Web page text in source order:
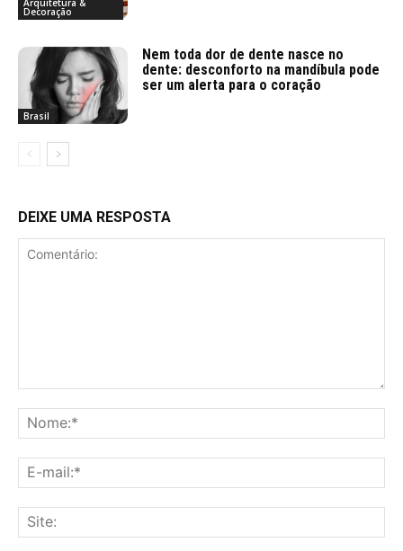
Arquitetura &
Decoração
Brasil
Nem toda dor de dente nasce no
dente: desconforto na mandíbula pode
ser um alerta para o coração
DEIXE UMA RESPOSTA